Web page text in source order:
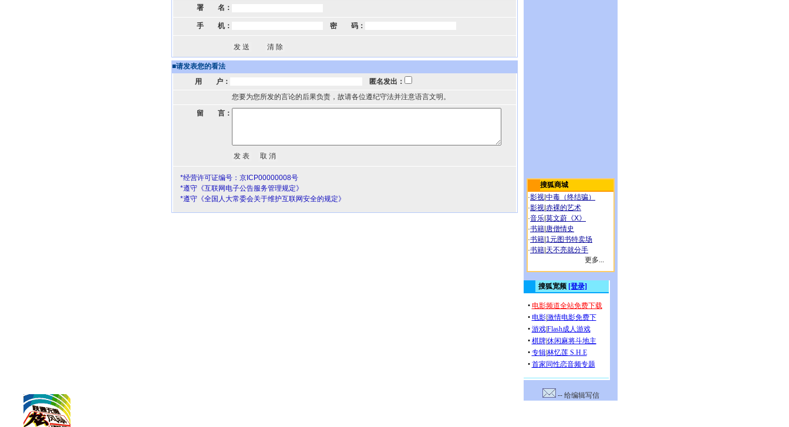
署 名：
手 机： 密 码：
■请发表您的看法
用 户：
匿名发出：
您要为您所发的言论的后果负责，故请各位遵纪守法并注意语言文明。
留 言：
*经营许可证编号：京ICP00000008号
*遵守《互联网电子公告服务管理规定》
*遵守《全国人大常委会关于维护互联网安全的规定》
搜狐商城
·影视 中毒（终结骗）
·影视 赤裸的艺术
·音乐 莫文蔚《X》
·书籍 唐僧情史
·书籍 1元图书特卖场
·书籍 天不亮就分手
更多...
-- 给编辑写信